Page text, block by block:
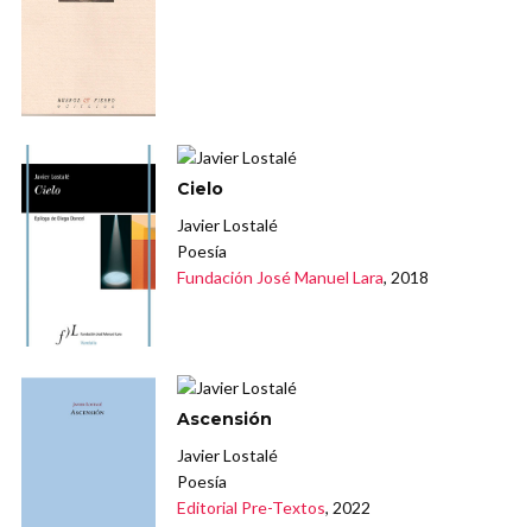
Cielo
Javier Lostalé
Poesía
Fundación José Manuel Lara, 2018
Ascensión
Javier Lostalé
Poesía
Editorial Pre-Textos, 2022